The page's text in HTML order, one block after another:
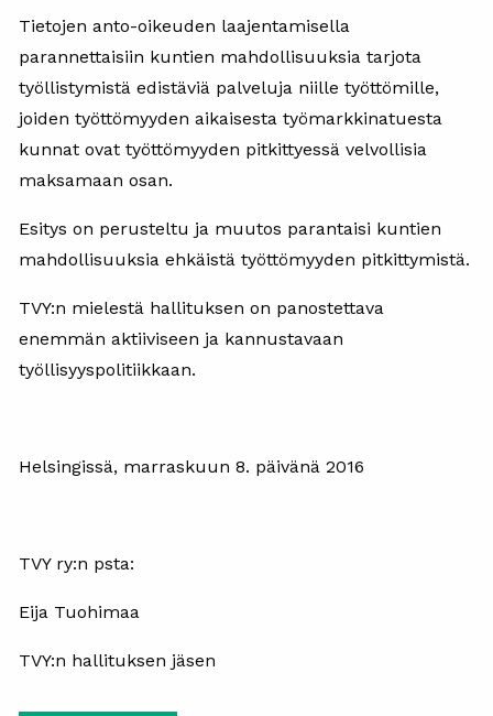
Tietojen anto-oikeuden laajentamisella
parannettaisiin kuntien mahdollisuuksia tarjota
työllistymistä edistäviä palveluja niille työttömille,
joiden työttömyyden aikaisesta työmarkkinatuesta
kunnat ovat työttömyyden pitkittyessä velvollisia
maksamaan osan.
Esitys on perusteltu ja muutos parantaisi kuntien
mahdollisuuksia ehkäistä työttömyyden pitkittymistä.
TVY:n mielestä hallituksen on panostettava
enemmän aktiiviseen ja kannustavaan
työllisyyspolitiikkaan.
Helsingissä, marraskuun 8. päivänä 2016
TVY ry:n psta:
Eija Tuohimaa
TVY:n hallituksen jäsen